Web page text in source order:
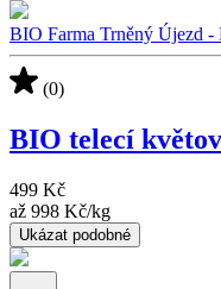
BIO Farma Trněný Újezd
(0)
BIO telecí
499 Kč
až 998 Kč/kg
Ukázat podobné